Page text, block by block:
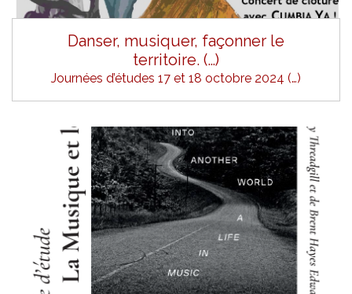
Danser, musiquer, façonner le
territoire. (…)
Journées d’études 17 et 18 octobre 2024 (…)